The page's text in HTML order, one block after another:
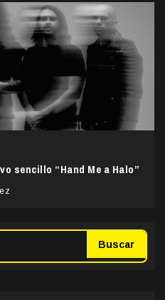
sencillo “Hand Me a Halo”
Buscar